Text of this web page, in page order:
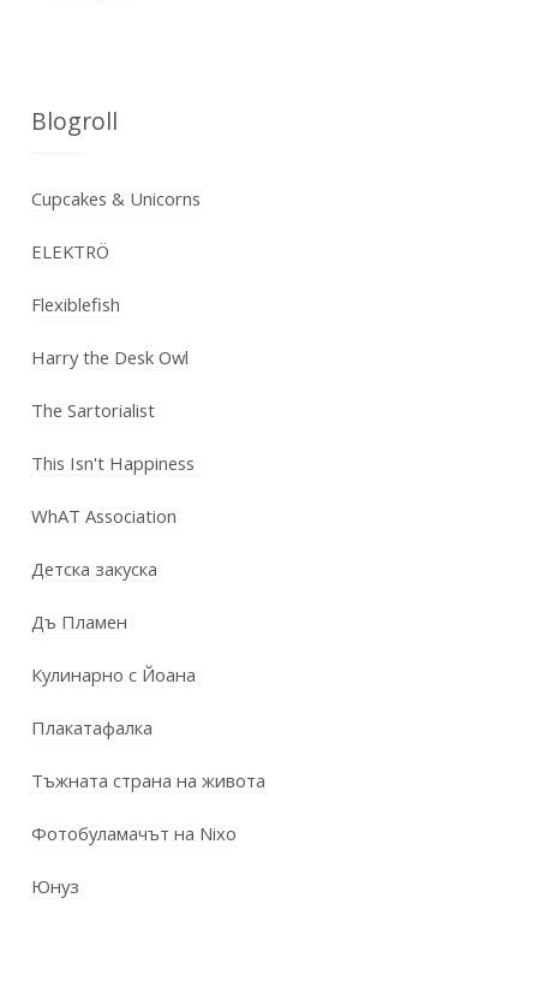
Blogroll
Cupcakes & Unicorns
ELEKTRÖ
Flexiblefish
Harry the Desk Owl
The Sartorialist
This Isn't Happiness
WhAT Association
Детска закуска
Дъ Пламен
Кулинарно с Йоана
Плакатафалка
Тъжната страна на живота
Фотобуламачът на Nixo
Юнуз